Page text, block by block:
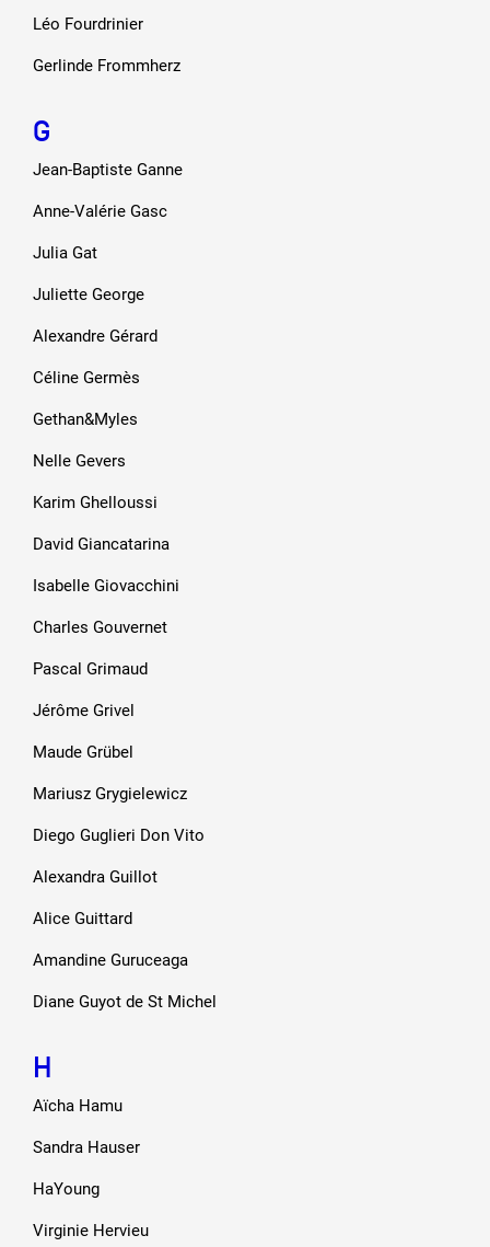
Léo Fourdrinier
Gerlinde Frommherz
G
Jean-Baptiste Ganne
Anne-Valérie Gasc
Julia Gat
Juliette George
Alexandre Gérard
Céline Germès
Gethan&Myles
Nelle Gevers
Karim Ghelloussi
David Giancatarina
Isabelle Giovacchini
Charles Gouvernet
Pascal Grimaud
Jérôme Grivel
Maude Grübel
Mariusz Grygielewicz
Diego Guglieri Don Vito
Alexandra Guillot
Alice Guittard
Amandine Guruceaga
Diane Guyot de St Michel
H
Aïcha Hamu
Sandra Hauser
HaYoung
Virginie Hervieu